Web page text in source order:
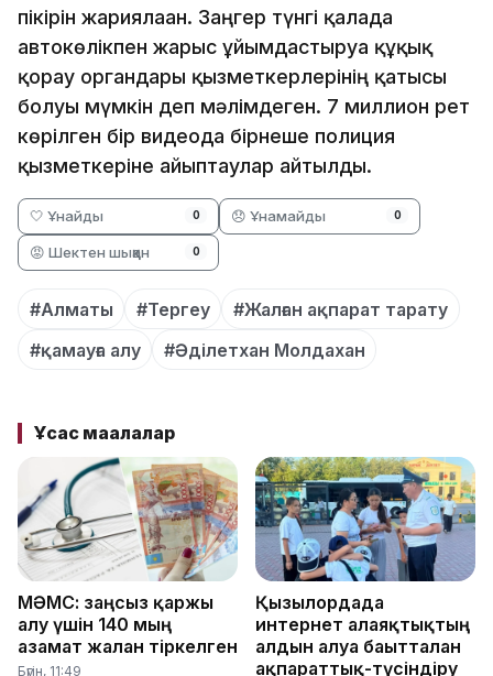
пікірін жариялаған. Заңгер түнгі қалада
автокөлікпен жарыс ұйымдастыруға құқық
қорғау органдары қызметкерлерінің қатысы
болуы мүмкін деп мәлімдеген. 7 миллион рет
көрілген бір видеода бірнеше полиция
қызметкеріне айыптаулар айтылды.
🤍 Ұнайды 0 😞 Ұнамайды 0
😡 Шектен шыққан 0
#Алматы #Тергеу
#Жалған ақпарат тарату
#қамауға алу
#Әділетхан Молдахан
Ұқсас мақалалар
МӘМС: заңсыз қаржы
алу үшін 140 мың
азамат жалған тіркелген
Бүгін, 11:49
Қызылордада
интернет алаяқтықтың
алдын алуға бағытталған
ақпараттық-түсіндіру